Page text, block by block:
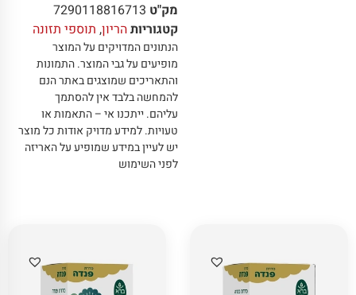
מק"ט 7290118816713
קטגוריותהריון, תוספי תזונה
הנתונים המדויקים על המוצר
מופיעים על גבי המוצר.התמונות
והתאריכים שמוצגים באתר הנם
להמחשה בלבד אין להסתמך
עליהם.ייתכנו אי – התאמות או
טעויות.למידע מדויק אודות כל מוצר
יש לעיין במידע שמופיע על האריזה
לפני השימוש